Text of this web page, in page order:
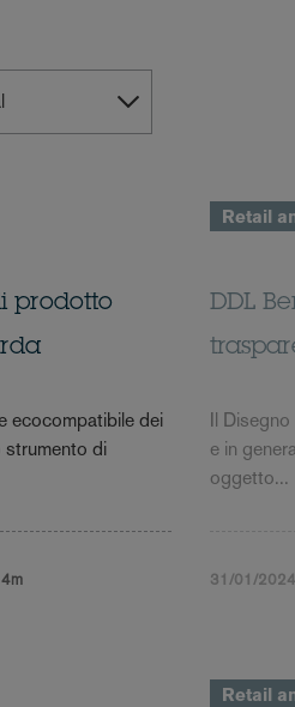
prodotto
ecocompatibile dei
di
4m
Retail
DDL
Il
e in
oggetto...
31/01/
Retail